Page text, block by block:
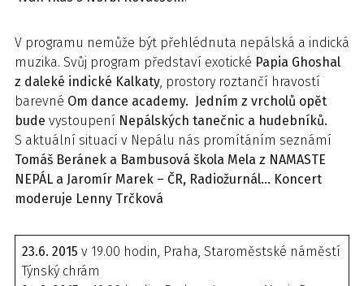
V programu nemůže být přehlédnuta nepálská a indická
muzika. Svůj program představí exotické Papia Ghoshal
z daleké indické Kalkaty , prostory roztančí hravostí
barevné Om dance academy. Jedním z vrcholů opět
bude vystoupení Nepálských tanečnic a hudebníků.
S aktuální situací v Nepálu nás promítáním seznámí
Tomáš Beránek a Bambusová škola Mela z NAMASTE
NEPÁL a Jaromír Marek – ČR, Radiožurnál… Koncert
moderuje Lenny Trčková
23.6. 2015 v 19.00 hodin, Praha, Staroměstské náměstí
Týnský chrám